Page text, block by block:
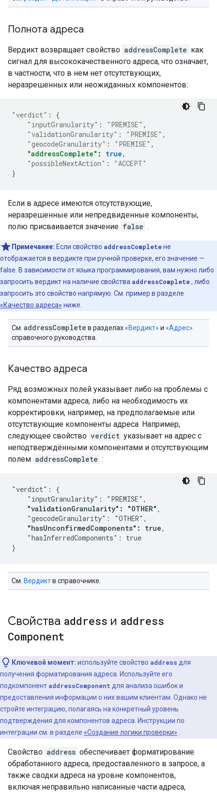
Полнота адреса
Вердикт возвращает свойство addressComplete как
сигнал для высококачественного адреса, что означает,
в частности, что в нем нет отсутствующих,
неразрешенных или неожиданных компонентов:
"verdict" :
{
"inputGranularity" : "PREMISE" ,
"validationGranularity" : "PREMISE" ,
"geocodeGranularity" : "PREMISE" ,
"addressComplete" : true,
"possibleNextAction" :
"ACCEPT"
}
Если в адресе имеются отсутствующие,
неразрешенные или непредвиденные компоненты,
полю присваивается значение false .
Примечание: Если свойство addressCompleteне
отображается в вердикте при ручной проверке, его значение —
false. В зависимости от языка программирования, вам нужно либо
запросить вердикт на наличие свойства addressComplete, либо
запросить это свойство напрямую. См. пример в разделе
«Качество адреса» ниже.
См. addressComplete в разделах«Вердикт» и «Адрес»
справочного руководства.
Качество адреса
Ряд возможных полей указывает либо на проблемы с
компонентами адреса, либо на необходимость их
корректировки, например, на предполагаемые или
отсутствующие компоненты адреса. Например,
следующее свойство verdict указывает на адрес с
неподтверждёнными компонентами и отсутствующим
полем addressComplete :
"verdict": {
    "inputGranularity": "PREMISE",
"validationGranularity": "OTHER" ,
    "geocodeGranularity": "OTHER",
"hasUnconfirmedComponents": true,
    "hasInferredComponents": true
См. Вердиктв справочнике.
Свойства address и address
Component
Ключевой момент: используйте свойство address для
получения форматирования адреса. Используйте его
подкомпонент addressComponent для анализа ошибок и
предоставления информации о них вашим клиентам. Однако не
стройте интеграцию, полагаясь на конкретный уровень
подтверждения для компонентов адреса. Инструкции по
интеграции см. в разделе «Создание логики проверки»
Свойство address обеспечивает форматирование
обработанного адреса, предоставленного в запросе, а
также сводки адреса на уровне компонентов,
включая неправильно написанные части адреса,